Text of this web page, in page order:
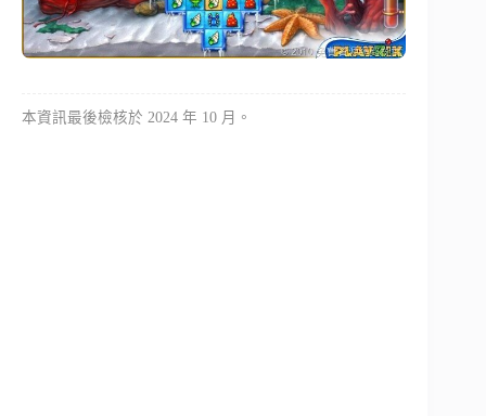
本資訊最後檢核於 2024 年 10 月。